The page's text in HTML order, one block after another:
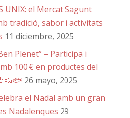
UNIX: el Mercat Sagunt
tradició, sabor i activitats
11 diciembre, 2025
Plenet” – Participa i
100 € en productes del
26 mayo, 2025
el Nadal amb un gran
Nadalenques 29